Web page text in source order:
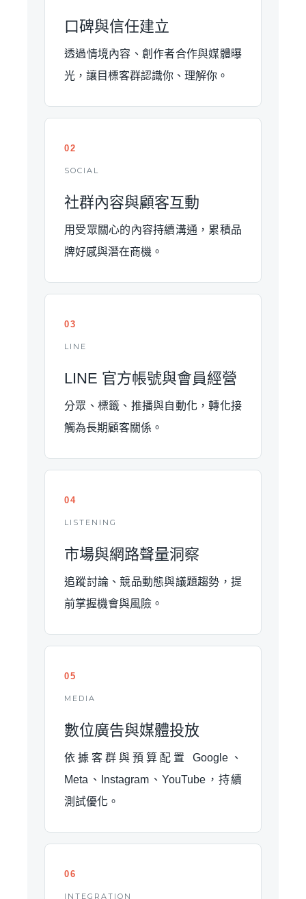
口碑與信任建立
透過情境內容、創作者合作與媒體曝
光，讓目標客群認識你、理解你。
02
SOCIAL
社群內容與顧客互動
用受眾關心的內容持續溝通，累積品
牌好感與潛在商機。
03
LINE
LINE 官方帳號與會員經營
分眾、標籤、推播與自動化，轉化接
觸為長期顧客關係。
04
LISTENING
市場與網路聲量洞察
追蹤討論、競品動態與議題趨勢，提
前掌握機會與風險。
05
MEDIA
數位廣告與媒體投放
依據客群與預算配置 Google、
Meta、Instagram、YouTube，持續
測試優化。
06
INTEGRATION